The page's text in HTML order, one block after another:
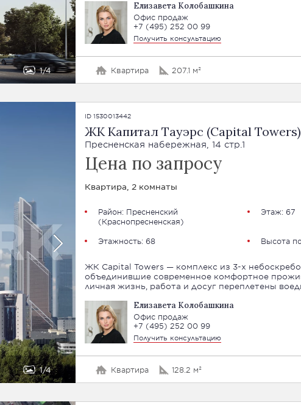
1 4
Елизавета Колобашкина
Офис продаж
+7 (495) 252 00 99
Получить консультацию
Квартира 207.1 м²
1 4
ID 1530013442
ЖК Капитал Тауэрс (Capital Towers)
Пресненская набережная, 14 стр.1
Цена по запросу
Квартира, 2 комнаты
Район: Пресненский
(Краснопресненская)
Этаж: 67
Этажность: 68 Высота
ЖК Capital Towers — комплекс из 3-х
объединившие современное комфортное
личная жизнь, работа и досуг переплетены
Елизавета Колобашкина
Офис продаж
+7 (495) 252 00 99
Получить консультацию
Квартира 128.2 м²